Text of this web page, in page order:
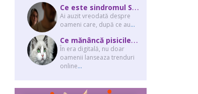
C
e este sindromul Stockholm și de ce victimele își apără agresorii.
Ai auzit vreodată despre
oameni care, după ce au...
C
e mănâncă pisicile “influencer” pe Instagram? Hrana lor virală
În era digitală, nu doar
oamenii lanseaza trenduri
online...